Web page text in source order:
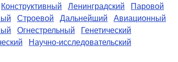
Конструктивный Ленинградский
Паровой
Строевой Дальнейший
Авиационный
Огнестрельный
Генетический
Научно-исследовательский